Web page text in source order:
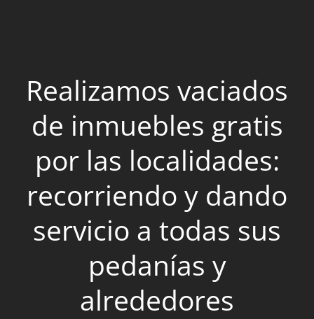
Realizamos vaciados
de inmuebles gratis
por las localidades:
recorriendo y dando
servicio a todas sus
pedanías y
alrededores